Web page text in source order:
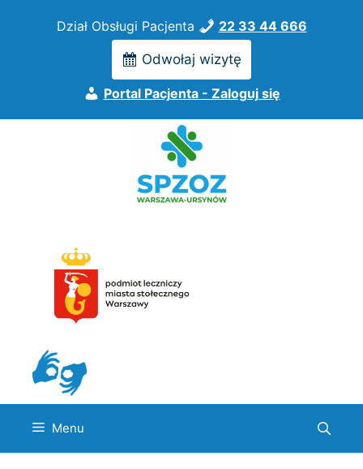
Dział Obsługi Pacjenta 22 33 44 666
Odwołaj wizytę
Portal Pacjenta - Zaloguj się
Menu